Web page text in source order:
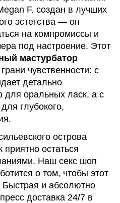
F. создан в лучших
эстетства — он
на компромиссы и
под настроение. Этот
мастурбатор
чувственности: с
детально
для оральных ласк, а с
глубокого,
острова
остаться
Наш секс шоп
о том, чтобы этот
Быстрая и абсолютно
доставка 24/7 в